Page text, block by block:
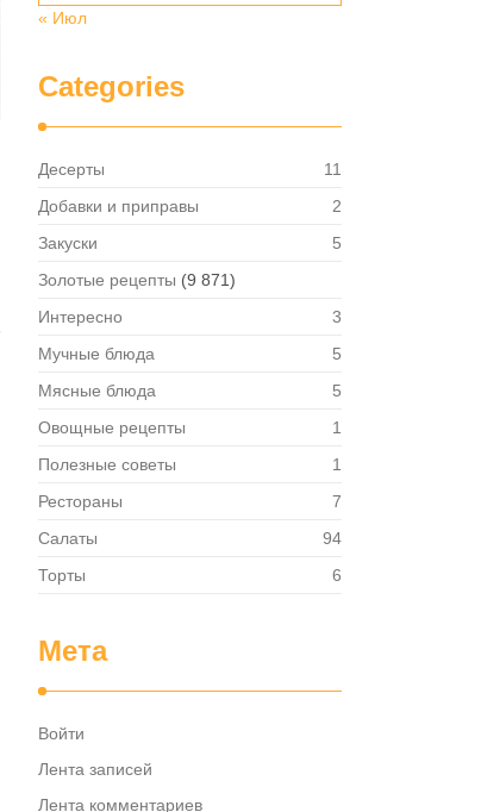
« Июл
Categories
Десерты
11
Добавки и приправы
2
Закуски
5
Золотые рецепты (9 871)
Интересно
3
Мучные блюда
5
Мясные блюда
5
Овощные рецепты
1
Полезные советы
1
Рестораны
7
Салаты
94
Торты
6
Мета
Войти
Лента записей
Лента комментариев